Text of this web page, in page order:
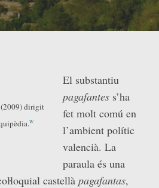
dirigit
w
El substantiu
pagafantes s’ha
fet molt comú en
l’ambient polític
valencià. La
paraula és una
castellà pagafantas,